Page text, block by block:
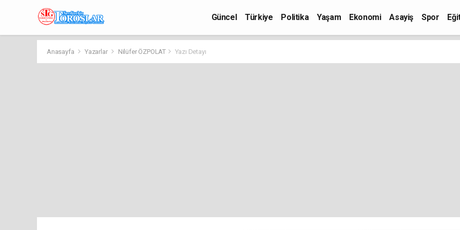
Güncel Türkiye Politika Yaşam Ekonomi Asayiş Spor
Anasayfa Yazarlar Nilüfer ÖZPOLAT Yazı Detayı